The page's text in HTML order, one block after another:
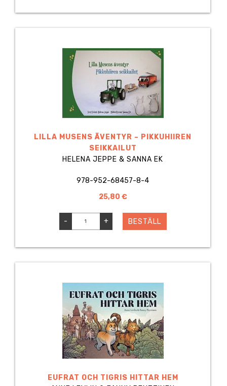
LILLA MUSENS ÄVENTYR – PIKKUHIIREN
SEIKKAILUT
HELENA JEPPE & SANNA EK
978-952-68457-8-4
25,80 €
- + BESTÄLL
EUFRAT OCH TIGRIS HITTAR HEM